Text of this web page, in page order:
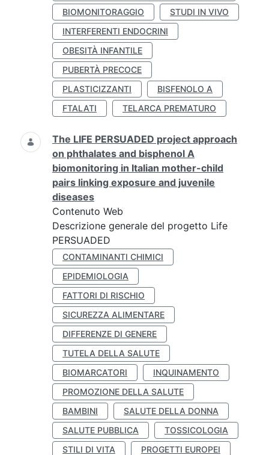
BIOMONITORAGGIO
STUDI IN VIVO
INTERFERENTI ENDOCRINI
OBESITÀ INFANTILE
PUBERTÀ PRECOCE
PLASTICIZZANTI
BISFENOLO A
FTALATI
TELARCA PREMATURO
The LIFE PERSUADED project approach
on phthalates and bisphenol A
biomonitoring in Italian mother-child
pairs linking exposure and juvenile
diseases
Contenuto Web
Descrizione generale del progetto Life
PERSUADED
CONTAMINANTI CHIMICI
EPIDEMIOLOGIA
FATTORI DI RISCHIO
SICUREZZA ALIMENTARE
DIFFERENZE DI GENERE
TUTELA DELLA SALUTE
BIOMARCATORI
INQUINAMENTO
PROMOZIONE DELLA SALUTE
BAMBINI
SALUTE DELLA DONNA
SALUTE PUBBLICA
TOSSICOLOGIA
STILI DI VITA
PROGETTI EUROPEI